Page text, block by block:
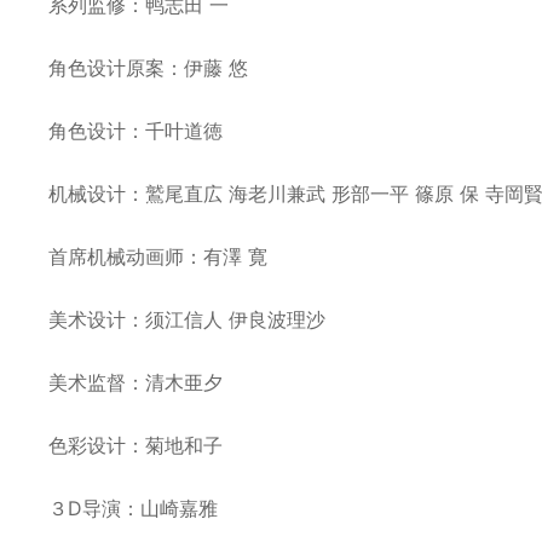
角色设计原案：伊藤 悠
角色设计：千叶道徳
机械设计：鷲尾直広 海老川兼武 形部一平 篠原 保 寺岡
首席机械动画师：有澤 寛
美术设计：须江信人 伊良波理沙
美术监督：清木亜夕
色彩设计：菊地和子
３D导演：山崎嘉雅